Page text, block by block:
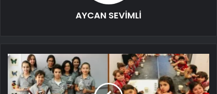
AYCAN SEVİMLİ